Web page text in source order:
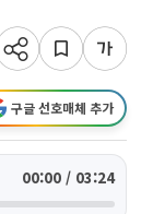
구글 선호매체 추가
00:00 / 03:24